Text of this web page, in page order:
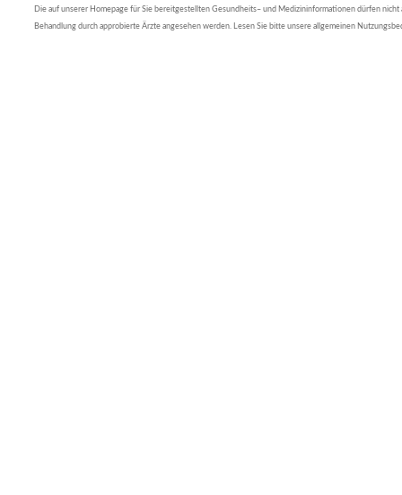
Die auf unserer Homepage für Sie bereitgestellten Gesundheits– und Medizininformationen dürfen nicht
Behandlung durch approbierte Ärzte angesehen werden. Lesen Sie bitte unsere allgemeinen